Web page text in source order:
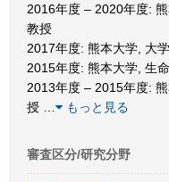
2016年度 – 2020年度:
教授
2017年度: 熊本大学, 大
2015年度: 熊本大学, 生
2013年度 – 2015年度:
授
もっと見る
審査区分/研究分野